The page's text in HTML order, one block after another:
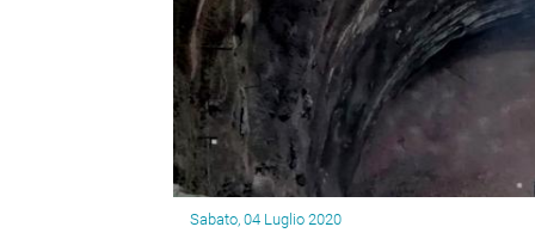
Sabato, 04 Luglio 2020